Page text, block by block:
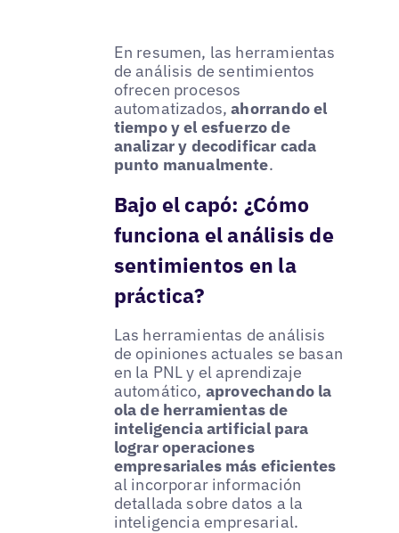
En resumen, las herramientas
de análisis de sentimientos
ofrecen procesos
automatizados,ahorrando el
tiempo y el esfuerzo de
analizar y decodificar cada
punto manualmente.
Bajo el capó: ¿Cómo
funciona el análisis de
sentimientos en la
práctica?
Las herramientas de análisis
de opiniones actuales se basan
en la PNL y el aprendizaje
automático, aprovechando la
ola de herramientas de
inteligencia artificial para
lograr operaciones
empresariales más eficientes
al incorporar información
detallada sobre datos a la
inteligencia empresarial.